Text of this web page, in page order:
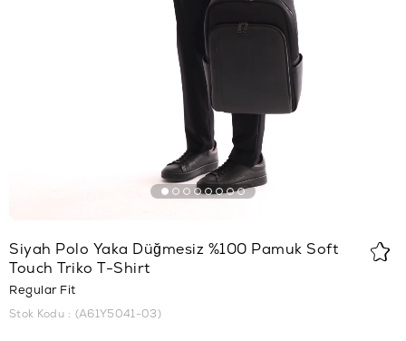
Siyah Polo Yaka Düğmesiz %100 Pamuk Soft
Touch Triko T-Shirt
Regular Fit
Stok Kodu (A61Y5041-03)